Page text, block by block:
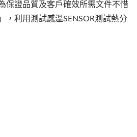
保證品質及客戶確效所需文件不惜
，利用測試感溫SENSOR測試熱分